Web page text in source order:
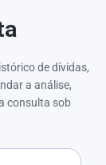
de dívidas,
a análise,
consulta sob